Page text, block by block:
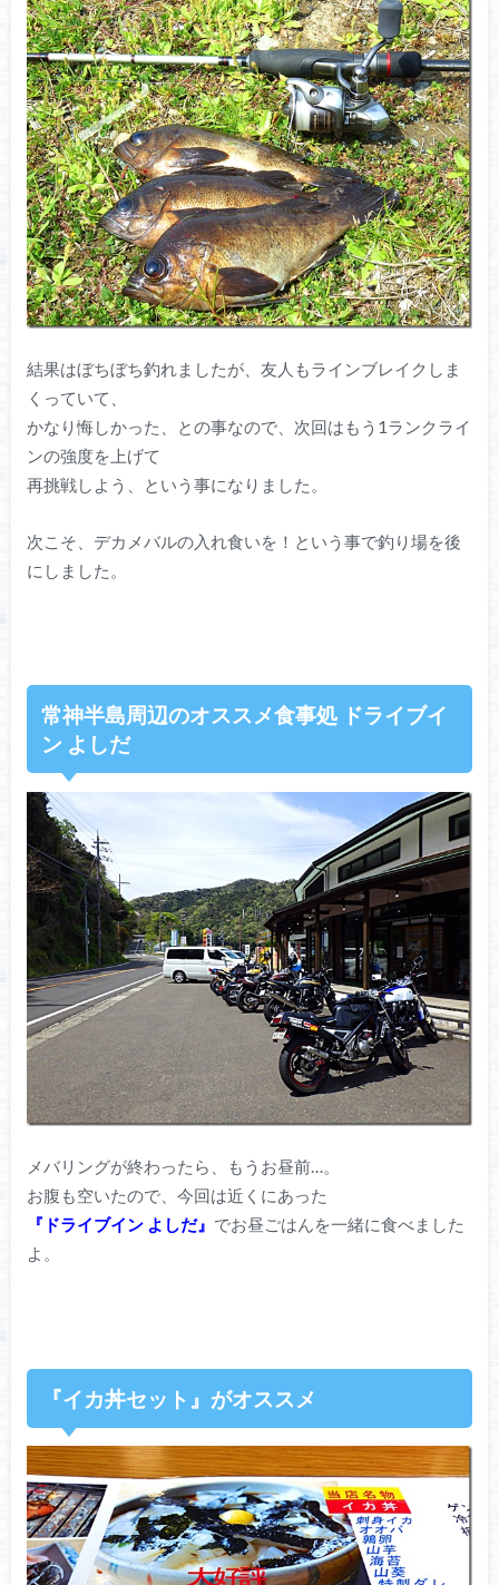
結果はぼちぼち釣れましたが、友人もラインブレイクしま
くっていて、
かなり悔しかった、との事なので、次回はもう1ランクライ
ンの強度を上げて
再挑戦しよう、という事になりました。
次こそ、デカメバルの入れ食いを！という事で釣り場を後
にしました。
常神半島周辺のオススメ食事処 ドライブイ
ン よしだ
メバリングが終わったら、もうお昼前…。
お腹も空いたので、今回は近くにあった
『ドライブイン よしだ』 でお昼ごはんを一緒に食べました
よ。
『イカ丼セット』がオススメ